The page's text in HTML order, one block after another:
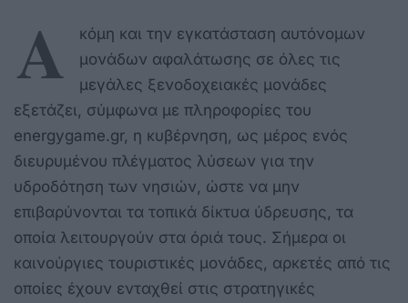
Α
κόμη και την εγκατάσταση αυτόνομων
μονάδων αφαλάτωσης σε όλες τις
μεγάλες ξενοδοχειακές μονάδες
εξετάζει, σύμφωνα με πληροφορίες του
energygame.gr, η κυβέρνηση, ως μέρος ενός
διευρυμένου πλέγματος λύσεων για την
υδροδότηση των νησιών, ώστε να μην
επιβαρύνονται τα τοπικά δίκτυα ύδρευσης, τα
οποία λειτουργούν στα όριά τους. Σήμερα οι
καινούργιες τουριστικές μονάδες, αρκετές από τις
οποίες έχουν ενταχθεί στις στρατηγικές